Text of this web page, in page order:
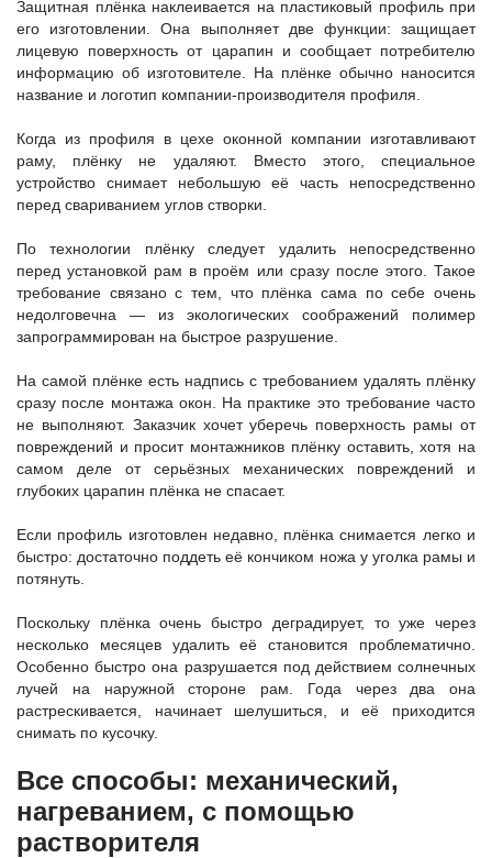
Защитная плёнка наклеивается на пластиковый профиль при
его изготовлении. Она выполняет две функции: защищает
лицевую поверхность от царапин и сообщает потребителю
информацию об изготовителе. На плёнке обычно наносится
название и логотип компании-производителя профиля.
Когда из профиля в цехе оконной компании изготавливают
раму, плёнку не удаляют. Вместо этого, специальное
устройство снимает небольшую её часть непосредственно
перед свариванием углов створки.
По технологии плёнку следует удалить непосредственно
перед установкой рам в проём или сразу после этого. Такое
требование связано с тем, что плёнка сама по себе очень
недолговечна — из экологических соображений полимер
запрограммирован на быстрое разрушение.
На самой плёнке есть надпись с требованием удалять плёнку
сразу после монтажа окон. На практике это требование часто
не выполняют. Заказчик хочет уберечь поверхность рамы от
повреждений и просит монтажников плёнку оставить, хотя на
самом деле от серьёзных механических повреждений и
глубоких царапин плёнка не спасает.
Если профиль изготовлен недавно, плёнка снимается легко и
быстро: достаточно поддеть её кончиком ножа у уголка рамы и
потянуть.
Поскольку плёнка очень быстро деградирует, то уже через
несколько месяцев удалить её становится проблематично.
Особенно быстро она разрушается под действием солнечных
лучей на наружной стороне рам. Года через два она
растрескивается, начинает шелушиться, и её приходится
снимать по кусочку.
Все способы: механический,
нагреванием, с помощью
растворителя